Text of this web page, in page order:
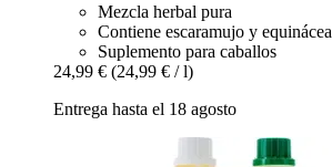
Mezcla herbal pura
Contiene escaramujo y equinácea
Suplemento para caballos
24,99 € (24,99 € / l)
Entrega hasta el 18 agosto